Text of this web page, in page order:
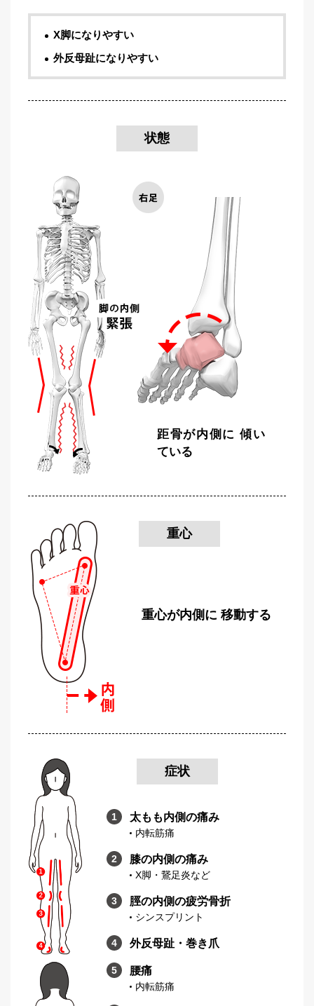
X脚になりやすい
外反母趾になりやすい
状態
距骨が内側に 傾い
ている
重心
重心が内側に 移動する
症状
太もも内側の痛み
内転筋痛
膝の内側の痛み
X脚・鵞足炎など
脛の内側の疲労骨折
シンスプリント
外反母趾・巻き爪
腰痛
内転筋痛